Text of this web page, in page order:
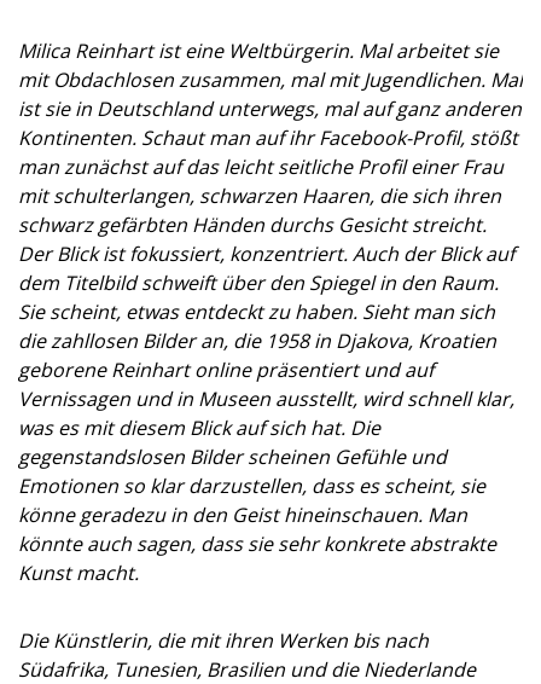
Milica Reinhart ist eine Weltbürgerin. Mal arbeitet sie
mit Obdachlosen zusammen, mal mit Jugendlichen. Mal
ist sie in Deutschland unterwegs, mal auf ganz anderen
Kontinenten. Schaut man auf ihr Facebook-Profil, stößt
man zunächst auf das leicht seitliche Profil einer Frau
mit schulterlangen, schwarzen Haaren, die sich ihren
schwarz gefärbten Händen durchs Gesicht streicht.
Der Blick ist fokussiert, konzentriert. Auch der Blick auf
dem Titelbild schweift über den Spiegel in den Raum.
Sie scheint, etwas entdeckt zu haben. Sieht man sich
die zahllosen Bilder an, die 1958 in Djakova, Kroatien
geborene Reinhart online präsentiert und auf
Vernissagen und in Museen ausstellt, wird schnell klar,
was es mit diesem Blick auf sich hat. Die
gegenstandslosen Bilder scheinen Gefühle und
Emotionen so klar darzustellen, dass es scheint, sie
könne geradezu in den Geist hineinschauen. Man
könnte auch sagen, dass sie sehr konkrete abstrakte
Kunst macht.
Die Künstlerin, die mit ihren Werken bis nach
Südafrika, Tunesien, Brasilien und die Niederlande